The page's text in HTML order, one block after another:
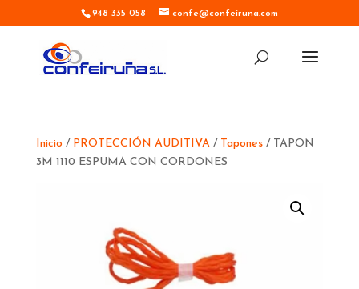
948 335 058 confe@confeiruna.com
Inicio / PROTECCIÓN AUDITIVA/ Tapones/ TAPON
3M 1110 ESPUMA CON CORDONES